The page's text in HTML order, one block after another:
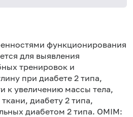
функционирования
для выявления
тренировок и
при диабете 2 типа,
к увеличению массы тела,
диабету 2 типа,
диабетом 2 типа. OMIM: